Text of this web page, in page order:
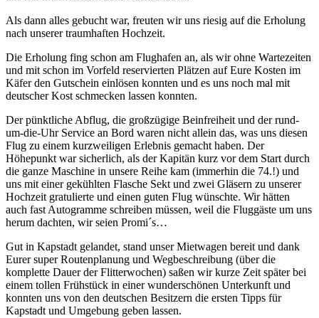
Als dann alles gebucht war, freuten wir uns riesig auf die Erholung
nach unserer traumhaften Hochzeit.
Die Erholung fing schon am Flughafen an, als wir ohne Wartezeiten
und mit schon im Vorfeld reservierten Plätzen auf Eure Kosten im
Käfer den Gutschein einlösen konnten und es uns noch mal mit
deutscher Kost schmecken lassen konnten.
Der pünktliche Abflug, die großzügige Beinfreiheit und der rund-
um-die-Uhr Service an Bord waren nicht allein das, was uns diesen
Flug zu einem kurzweiligen Erlebnis gemacht haben. Der
Höhepunkt war sicherlich, als der Kapitän kurz vor dem Start durch
die ganze Maschine in unsere Reihe kam (immerhin die 74.!) und
uns mit einer gekühlten Flasche Sekt und zwei Gläsern zu unserer
Hochzeit gratulierte und einen guten Flug wünschte. Wir hätten
auch fast Autogramme schreiben müssen, weil die Fluggäste um uns
herum dachten, wir seien Promi´s…
Gut in Kapstadt gelandet, stand unser Mietwagen bereit und dank
Eurer super Routenplanung und Wegbeschreibung (über die
komplette Dauer der Flitterwochen) saßen wir kurze Zeit später bei
einem tollen Frühstück in einer wunderschönen Unterkunft und
konnten uns von den deutschen Besitzern die ersten Tipps für
Kapstadt und Umgebung geben lassen.